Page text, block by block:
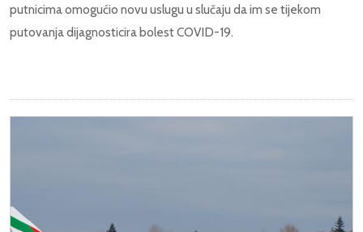
putnicima omogućio novu uslugu u slučaju da im se tijekom
putovanja dijagnosticira bolest COVID-19.